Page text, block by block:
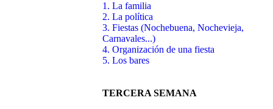
1. La familia
2. La política
3. Fiestas (Nochebuena, Nochevieja,
Carnavales...)
4. Organización de una fiesta
5. Los bares
TERCERA SEMANA